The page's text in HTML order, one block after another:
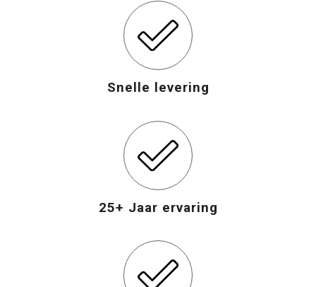
Snelle levering
25+ Jaar ervaring